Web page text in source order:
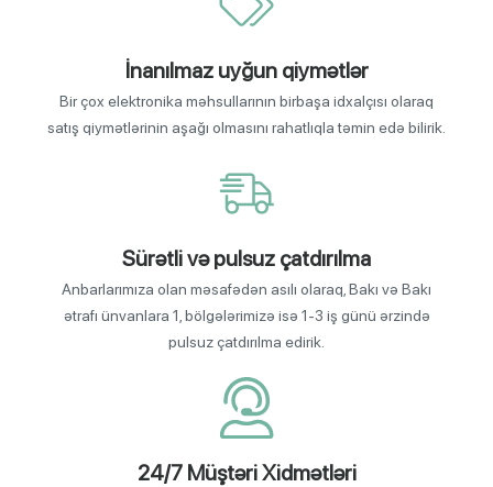
İnanılmaz uyğun qiymətlər
Bir çox elektronika məhsullarının birbaşa idxalçısı olaraq
satış qiymətlərinin aşağı olmasını rahatlıqla təmin edə bilirik.
Sürətli və pulsuz çatdırılma
Anbarlarımıza olan məsafədən asılı olaraq, Bakı və Bakı
ətrafı ünvanlara 1, bölgələrimizə isə 1-3 iş günü ərzində
pulsuz çatdırılma edirik.
24/7 Müştəri Xidmətləri